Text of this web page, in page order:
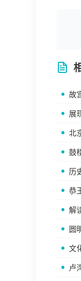
故
展
北
鼓
历
恭
解
圆
文
卢